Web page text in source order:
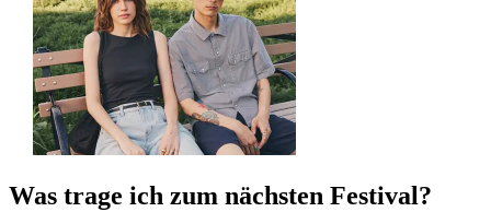
Was trage ich zum nächsten Festival?